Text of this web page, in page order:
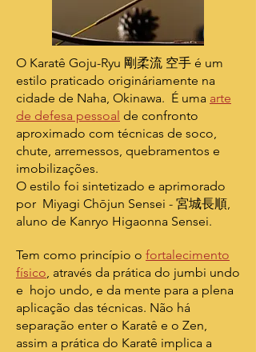
O Karatê Goju-Ryu 剛柔流 空手 é um
estilo praticado origináriamente na
cidade de Naha, Okinawa. É uma arte
de defesa pessoal de confronto
aproximado com técnicas de soco,
chute, arremessos, quebramentos e
imobilizações.
O estilo foi sintetizado e aprimorado
por Miyagi Chōjun​​ Sensei - 宮城長順,
aluno de Kanryo Higaonna Sensei.
Tem como princípio o fortalecimento
físico, através da prática do jumbi undo
e hojo undo, e da mente para a plena
aplicação das técnicas. Não há
separação enter o Karatê e o Zen,
assim a prática do Karatê implica a